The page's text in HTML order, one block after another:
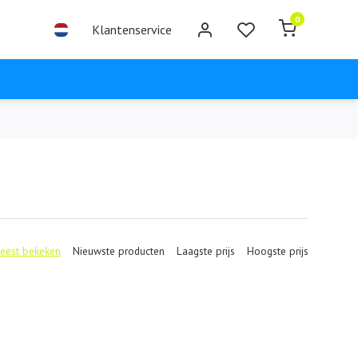
Klantenservice
0
bekeken Nieuwste producten Laagste prijs Hoogste prijs